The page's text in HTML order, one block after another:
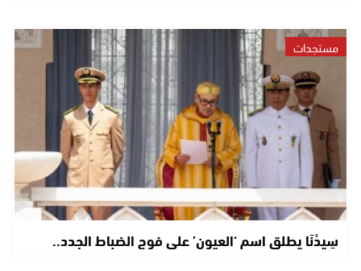
مستجدات
سِيدْنَا يطلق اسم ‘العيون’ على فوج الضباط الجدد..